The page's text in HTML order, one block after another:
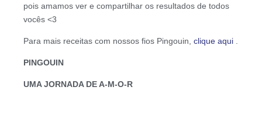
pois amamos ver e compartilhar os resultados de todos
vocês <3
Para mais receitas com nossos fios Pingouin, clique aqui
PINGOUIN
UMA JORNADA DE A-M-O-R